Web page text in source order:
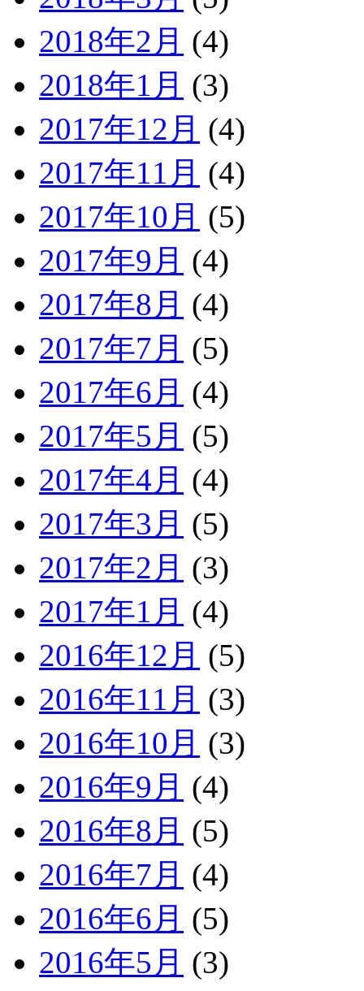
2018年2月 (4)
2018年1月 (3)
2017年12月 (4)
2017年11月 (4)
2017年10月 (5)
2017年9月 (4)
2017年8月 (4)
2017年7月 (5)
2017年6月 (4)
2017年5月 (5)
2017年4月 (4)
2017年3月 (5)
2017年2月 (3)
2017年1月 (4)
2016年12月 (5)
2016年11月 (3)
2016年10月 (3)
2016年9月 (4)
2016年8月 (5)
2016年7月 (4)
2016年6月 (5)
2016年5月 (3)